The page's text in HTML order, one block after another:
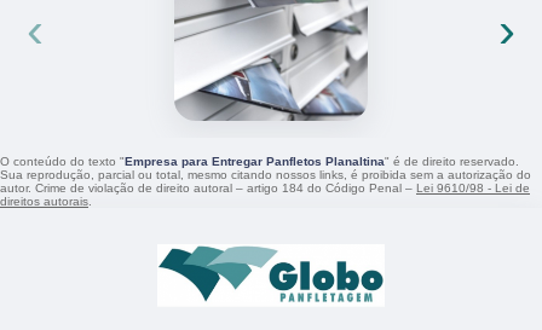
‹ ›
O conteúdo do texto "Empresa para Entregar Panfletos Planaltina" é de direito reservado.
Sua reprodução, parcial ou total, mesmo citando nossos links, é proibida sem a autorização do
autor. Crime de violação de direito autoral – artigo 184 do Código Penal – Lei 9610/98 - Lei de
direitos autorais.